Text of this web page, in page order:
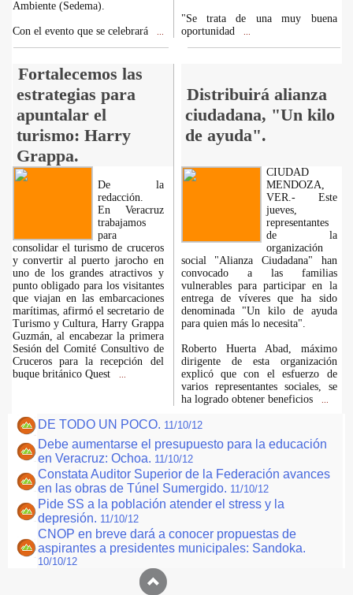
Ambiente (Sedema).
Con el evento que se celebrará
"Se trata de una muy buena
oportunidad
Fortalecemos las
estrategias para
apuntalar el
turismo: Harry
Grappa.
Distribuirá alianza
ciudadana, "Un kilo
de ayuda".
De la
redacción.
En Veracruz
trabajamos
para
consolidar el turismo de cruceros
y convertir al puerto jarocho en
uno de los grandes atractivos y
punto obligado para los visitantes
que viajan en las embarcaciones
marítimas, afirmó el secretario de
Turismo y Cultura, Harry Grappa
Guzmán, al encabezar la primera
Sesión del Comité Consultivo de
Cruceros para la recepción del
buque británico Quest
CIUDAD
MENDOZA,
VER.- Este
jueves,
representantes
de la
organización
social "Alianza Ciudadana" han
convocado a las familias
vulnerables para participar en la
entrega de víveres que ha sido
denominada "Un kilo de ayuda
para quien más lo necesita".
Roberto Huerta Abad, máximo
dirigente de esta organización
explicó que con el esfuerzo de
varios representantes sociales, se
ha logrado obtener beneficios
DE TODO UN POCO. 11/10/12
Debe aumentarse el presupuesto para la educación
en Veracruz: Ochoa. 11/10/12
Constata Auditor Superior de la Federación avances
en las obras de Túnel Sumergido. 11/10/12
Pide SS a la población atender el stress y la
depresión. 11/10/12
CNOP en breve dará a conocer propuestas de
aspirantes a presidentes municipales: Sandoka.
10/10/12